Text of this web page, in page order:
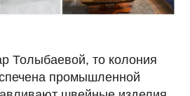
Толыбаевой, то колония
промышленной